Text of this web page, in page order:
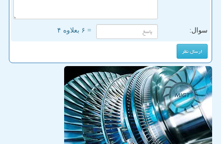
سوال: = ۶ بعلاوه ۴